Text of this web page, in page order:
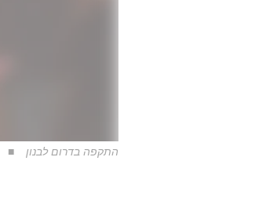
התקפה בדרום לבנון